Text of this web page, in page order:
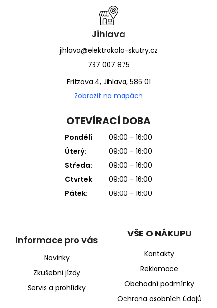
Jihlava
jihlava@elektrokola-skutry.cz
737 007 875
Fritzova 4, Jihlava, 586 01
Zobrazit na mapách
OTEVÍRACÍ DOBA
Pondělí:
09:00 - 16:00
Úterý:
09:00 - 16:00
Středa:
09:00 - 16:00
Čtvrtek:
09:00 - 16:00
Pátek:
09:00 - 16:00
Informace pro vás
Novinky
Zkušební jízdy
Servis a prohlídky
VŠE O NÁKUPU
Kontakty
Reklamace
Obchodní podmínky
Ochrana osobních údajů